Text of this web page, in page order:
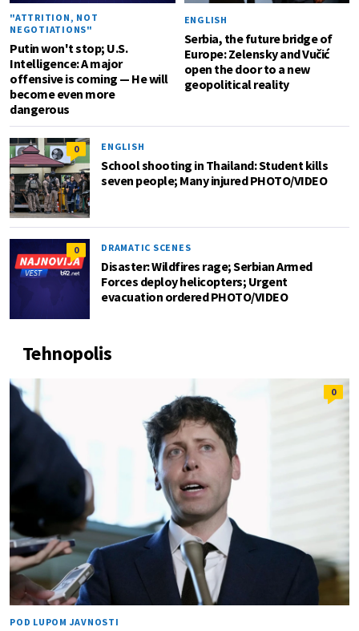
"ATTRITION, NOT
NEGOTIATIONS"
Putin won't stop; U.S.
Intelligence: A major
offensive is coming — He will
become even more
dangerous
ENGLISH
Serbia, the future bridge of
Europe: Zelensky and Vučić
open the door to a new
geopolitical reality
0 ENGLISH
School shooting in Thailand: Student kills
seven people; Many injured PHOTO/VIDEO
0 DRAMATIC SCENES
Disaster: Wildfires rage; Serbian Armed
Forces deploy helicopters; Urgent
evacuation ordered PHOTO/VIDEO
Tehnopolis
0
POD LUPOM JAVNOSTI